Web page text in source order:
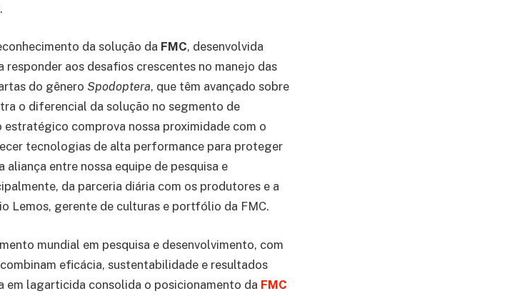
.
da solução da FMC, desenvolvida
responder aos desafios crescentes no manejo das
do gênero Spodoptera, que têm avançado sobre
o diferencial da solução no segmento de
comprova nossa proximidade com o
tecnologias de alta performance para proteger
entre nossa equipe de pesquisa e
da parceria diária com os produtores e a
Lemos, gerente de culturas e portfólio da FMC.
mundial em pesquisa e desenvolvimento, com
eficácia, sustentabilidade e resultados
em lagarticida consolida o posicionamento da FMC